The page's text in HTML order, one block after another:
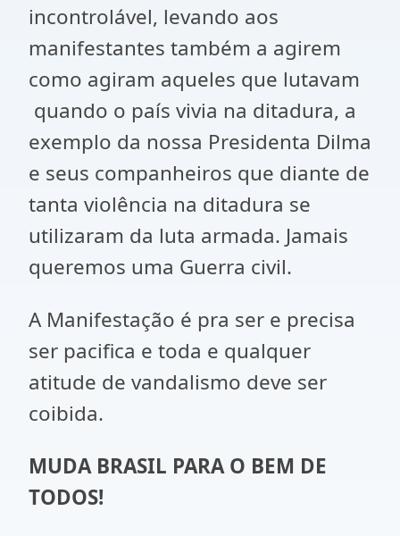
incontrolável, levando aos
manifestantes também a agirem
como agiram aqueles que lutavam
quando o país vivia na ditadura, a
exemplo da nossa Presidenta Dilma
e seus companheiros que diante de
tanta violência na ditadura se
utilizaram da luta armada. Jamais
queremos uma Guerra civil.
A Manifestação é pra ser e precisa
ser pacifica e toda e qualquer
atitude de vandalismo deve ser
coibida.
MUDA BRASIL PARA O BEM DE
TODOS!